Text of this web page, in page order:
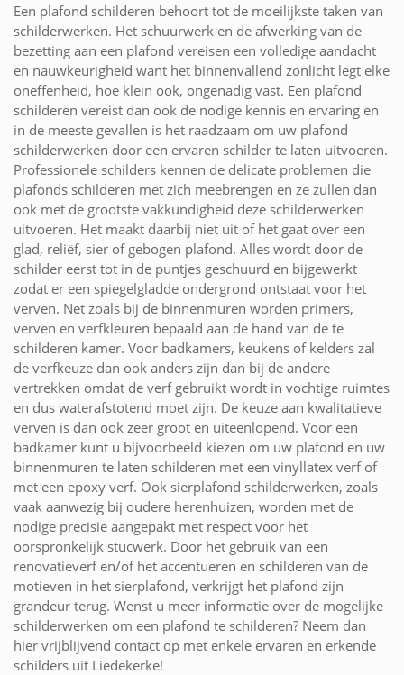
Een plafond schilderen behoort tot de moeilijkste taken van
schilderwerken. Het schuurwerk en de afwerking van de
bezetting aan een plafond vereisen een volledige aandacht
en nauwkeurigheid want het binnenvallend zonlicht legt elke
oneffenheid, hoe klein ook, ongenadig vast. Een plafond
schilderen vereist dan ook de nodige kennis en ervaring en
in de meeste gevallen is het raadzaam om uw plafond
schilderwerken door een ervaren schilder te laten uitvoeren.
Professionele schilders kennen de delicate problemen die
plafonds schilderen met zich meebrengen en ze zullen dan
ook met de grootste vakkundigheid deze schilderwerken
uitvoeren. Het maakt daarbij niet uit of het gaat over een
glad, reliëf, sier of gebogen plafond. Alles wordt door de
schilder eerst tot in de puntjes geschuurd en bijgewerkt
zodat er een spiegelgladde ondergrond ontstaat voor het
verven. Net zoals bij de binnenmuren worden primers,
verven en verfkleuren bepaald aan de hand van de te
schilderen kamer. Voor badkamers, keukens of kelders zal
de verfkeuze dan ook anders zijn dan bij de andere
vertrekken omdat de verf gebruikt wordt in vochtige ruimtes
en dus waterafstotend moet zijn. De keuze aan kwalitatieve
verven is dan ook zeer groot en uiteenlopend. Voor een
badkamer kunt u bijvoorbeeld kiezen om uw plafond en uw
binnenmuren te laten schilderen met een vinyllatex verf of
met een epoxy verf. Ook sierplafond schilderwerken, zoals
vaak aanwezig bij oudere herenhuizen, worden met de
nodige precisie aangepakt met respect voor het
oorspronkelijk stucwerk. Door het gebruik van een
renovatieverf en/of het accentueren en schilderen van de
motieven in het sierplafond, verkrijgt het plafond zijn
grandeur terug. Wenst u meer informatie over de mogelijke
schilderwerken om een plafond te schilderen? Neem dan
hier vrijblijvend contact op met enkele ervaren en erkende
schilders uit Liedekerke!